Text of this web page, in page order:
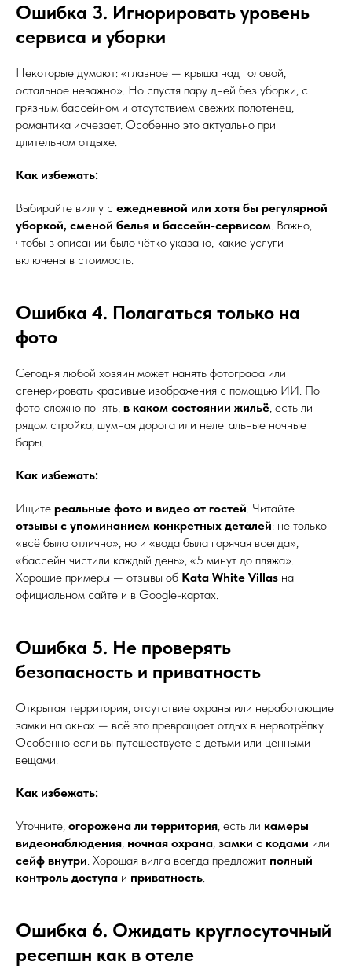
Ошибка 3. Игнорировать уровень
сервиса и уборки
Некоторые думают: «главное — крыша над головой,
остальное неважно». Но спустя пару дней без уборки, с
грязным бассейном и отсутствием свежих полотенец,
романтика исчезает. Особенно это актуально при
длительном отдыхе.
Как избежать:
Выбирайте виллу с ежедневной или хотя бы регулярной
уборкой, сменой белья и бассейн-сервисом. Важно,
чтобы в описании было чётко указано, какие услуги
включены в стоимость.
Ошибка 4. Полагаться только на
фото
Сегодня любой хозяин может нанять фотографа или
сгенерировать красивые изображения с помощью ИИ. По
фото сложно понять, в каком состоянии жильё, есть ли
рядом стройка, шумная дорога или нелегальные ночные
бары.
Как избежать:
Ищите реальные фото и видео от гостей. Читайте
отзывы с упоминанием конкретных деталей: не только
«всё было отлично», но и «вода была горячая всегда»,
«бассейн чистили каждый день», «5 минут до пляжа».
Хорошие примеры — отзывы об Kata White Villas на
официальном сайте и в Google-картах.
Ошибка 5. Не проверять
безопасность и приватность
Открытая территория, отсутствие охраны или неработающие
замки на окнах — всё это превращает отдых в нервотрёпку.
Особенно если вы путешествуете с детьми или ценными
вещами.
Как избежать:
Уточните, огорожена ли территория, есть ли камеры
видеонаблюдения, ночная охрана, замки с кодами или
сейф внутри. Хорошая вилла всегда предложит полный
контроль доступа и приватность.
Ошибка 6. Ожидать круглосуточный
ресепшн как в отеле